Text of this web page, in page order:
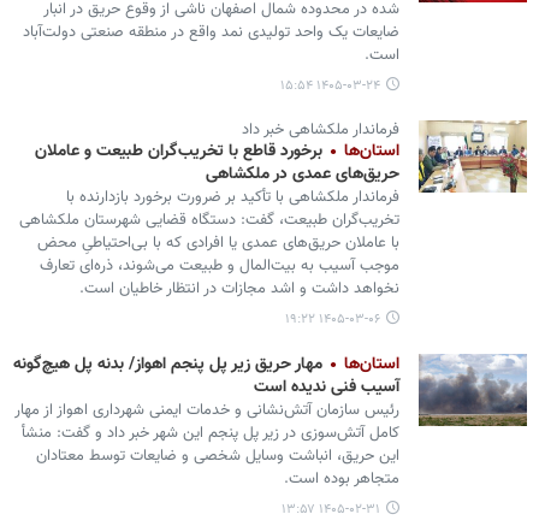
شده در محدوده شمال اصفهان ناشی از وقوع حریق در انبار
ضایعات یک واحد تولیدی نمد واقع در منطقه صنعتی دولت‌آباد
است.
۱۴۰۵-۰۳-۲۴ ۱۵:۵۴
فرماندار ملکشاهی خبر داد
استان‌ها
برخورد قاطع با تخریب‌گران طبیعت و عاملان
حریق‌های عمدی در ملکشاهی
فرماندار ملکشاهی با تأکید بر ضرورت برخورد بازدارنده با
تخریب‌گران طبیعت، گفت: دستگاه قضایی شهرستان ملکشاهی
با عاملان حریق‌های عمدی یا افرادی که با بی‌احتیاطیِ محض
موجب آسیب به بیت‌المال و طبیعت می‌شوند، ذره‌ای تعارف
نخواهد داشت و اشد مجازات در انتظار خاطیان است.
۱۴۰۵-۰۳-۰۶ ۱۹:۲۲
استان‌ها
مهار حریق زیر پل پنجم اهواز/ بدنه پل هیچ‌گونه
آسیب فنی ندیده است
رئیس سازمان آتش‌نشانی و خدمات ایمنی شهرداری اهواز از مهار
کامل آتش‌سوزی در زیر پل پنجم این شهر خبر داد و گفت: منشأ
این حریق، انباشت وسایل شخصی و ضایعات توسط معتادان
متجاهر بوده است.
۱۴۰۵-۰۲-۳۱ ۱۳:۵۷